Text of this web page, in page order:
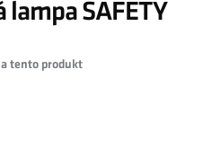
lampa SAFETY
tento produkt